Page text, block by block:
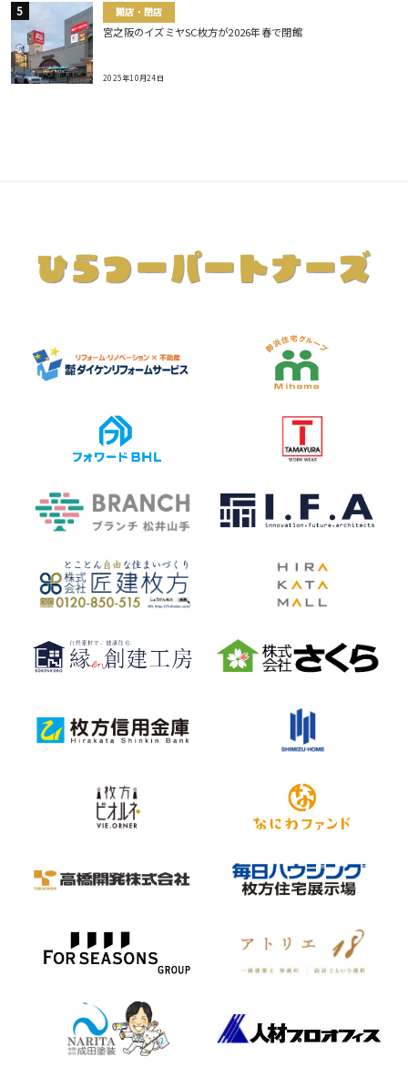
開店・閉店
宮之阪のイズミヤSC枚方が2026年春で閉館
2025年10月24日